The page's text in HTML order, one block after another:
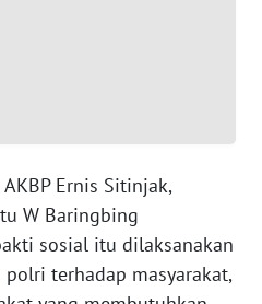
Ernis Sitinjak,
W Baringbing
sosial itu dilaksanakan
terhadap masyarakat,